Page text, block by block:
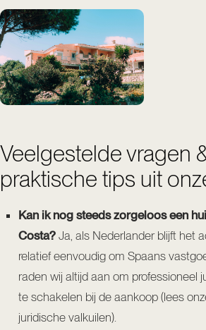
Veelgestelde vragen
praktische tips uit
Kan ik nog steeds zorgeloos een
Costa? Ja, als Nederlander blijft het
relatief eenvoudig om Spaans
raden wij altijd aan om professioneel
te schakelen bij de aankoop (lees
juridische valkuilen).